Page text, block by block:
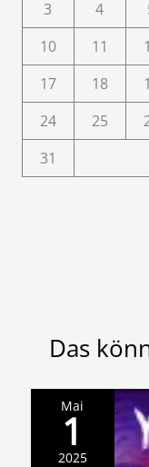
3
4
10
11
17
18
24
25
31
Das
Mai
1
2025